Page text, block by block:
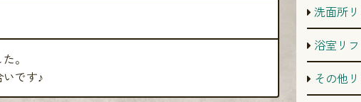
。
です♪
洗面所
浴室リ
その他